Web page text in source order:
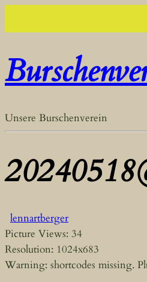
Unsere Burschenverein
lennartberger
Picture Views: 34
Resolution: 1024x683
Warning: shortcodes missing.